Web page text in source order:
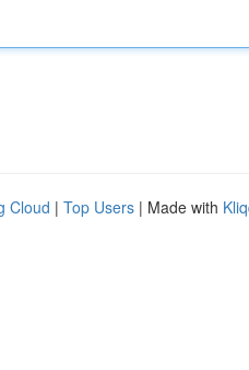
Cloud | Top Users | Made with